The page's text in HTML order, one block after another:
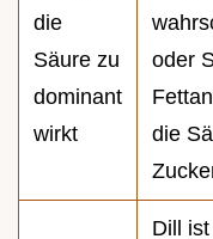
die
Säure zu
dominant
wirkt
oder
die
Dill